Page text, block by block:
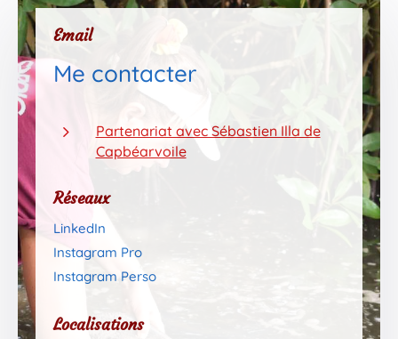
Email
Me contacter
5
Partenariat avec Sébastien Illa de
Capbéarvoile
Réseaux
LinkedIn
Instagram Pro
Instagram Perso
Localisations